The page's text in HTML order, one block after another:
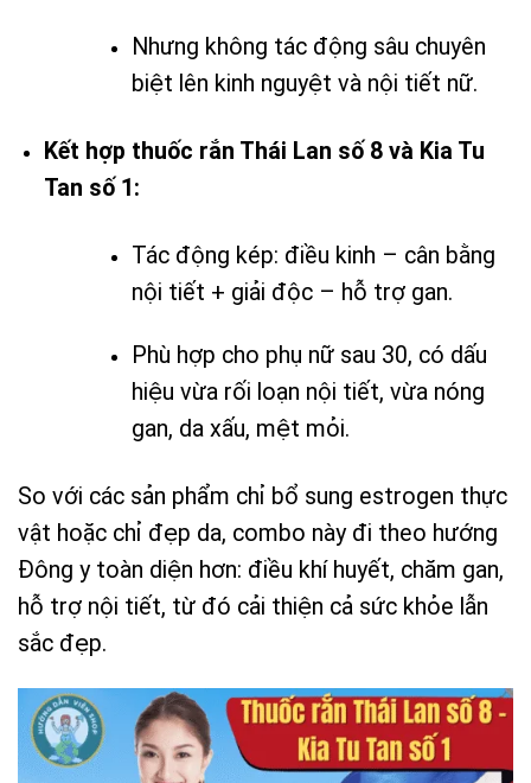
Nhưng không tác động sâu chuyên
biệt lên kinh nguyệt và nội tiết nữ.
Kết hợp thuốc rắn Thái Lan số 8 và Kia Tu
Tan số 1:
Tác động kép: điều kinh – cân bằng
nội tiết + giải độc – hỗ trợ gan.
Phù hợp cho phụ nữ sau 30, có dấu
hiệu vừa rối loạn nội tiết, vừa nóng
gan, da xấu, mệt mỏi.
So với các sản phẩm chỉ bổ sung estrogen thực
vật hoặc chỉ đẹp da, combo này đi theo hướng
Đông y toàn diện hơn: điều khí huyết, chăm gan,
hỗ trợ nội tiết, từ đó cải thiện cả sức khỏe lẫn
sắc đẹp.